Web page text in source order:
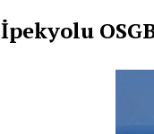
İpekyolu